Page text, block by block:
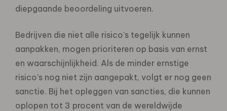
diepgaande beoordeling uitvoeren.
Bedrijven die niet alle risico’s tegelijk kunnen
aanpakken, mogen prioriteren op basis van ernst
en waarschijnlijkheid. Als de minder ernstige
risico’s nog niet zijn aangepakt, volgt er nog geen
sanctie. Bij het opleggen van sancties, die kunnen
oplopen tot 3 procent van de wereldwijde